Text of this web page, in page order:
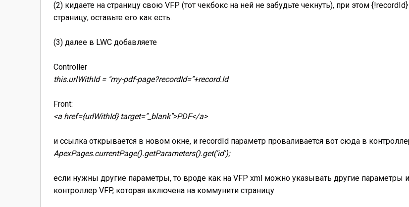
(2) кидаете на страницу свою VFP (тот чекбокс на ней не забудьте чекнуть), при этом
страницу, оставьте его как есть.
(3) далее в LWC добавляете
Controller
this.urlWithId = "my-pdf-page?recordId="+record.Id
Front:
<a href={urlWithId} target="_blank">PDF</a>
и ссылка открывается в новом окне, и recordId параметр проваливается вот сюда в
ApexPages.currentPage().getParameters().get('id');
если нужны другие параметры, то вроде как на VFP xml можно указывать другие параметры
контроллер VFP, которая включена на коммунити страницу